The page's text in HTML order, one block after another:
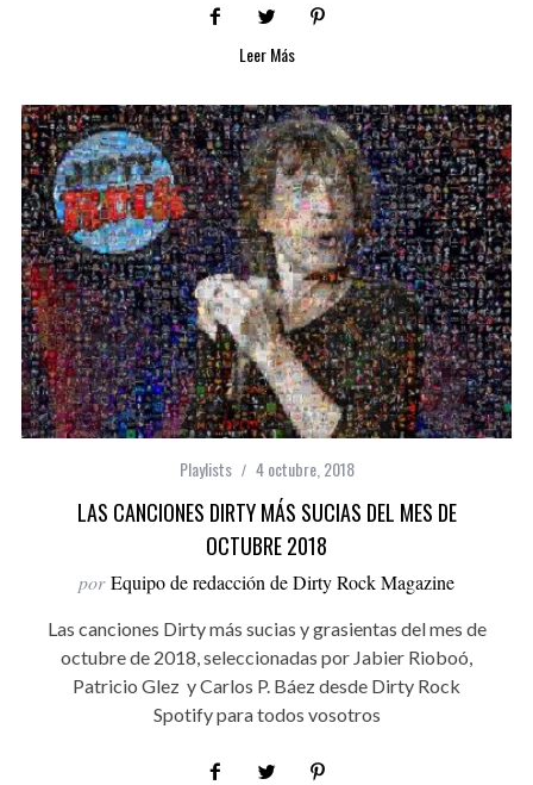
Leer Más
Playlists 4 octubre, 2018
LAS CANCIONES DIRTY MÁS SUCIAS DEL MES DE
OCTUBRE 2018
por Equipo de redacción de Dirty Rock Magazine
Las canciones Dirty más sucias y grasientas del mes de
octubre de 2018, seleccionadas por Jabier Rioboó,
Patricio Glez y Carlos P. Báez desde Dirty Rock
Spotify para todos vosotros